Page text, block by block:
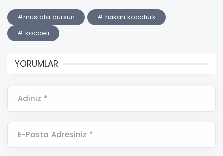
#mustafa dursun
# hakan kocatürk
# kocaeli
YORUMLAR
Adınız *
E-Posta Adresiniz *